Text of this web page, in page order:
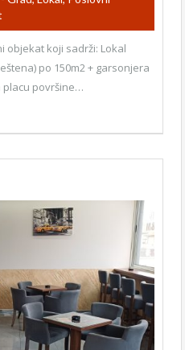
objekat koji sadrži: Lokal
po 150m2 + garsonjera
placu površine…